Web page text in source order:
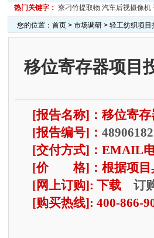
热门关键字： 寮刁竹提取物 汽车后视摄像机
您的位置： 首页> 市场调研> 轻工纺织项目
移位寄存器项目
[报告名称]：移位寄
[报告编号]：
[交付方式]：EMAIL
[价 格]：根据项目
[网上订购]: 下载 订
[购买热线]: 400-866-